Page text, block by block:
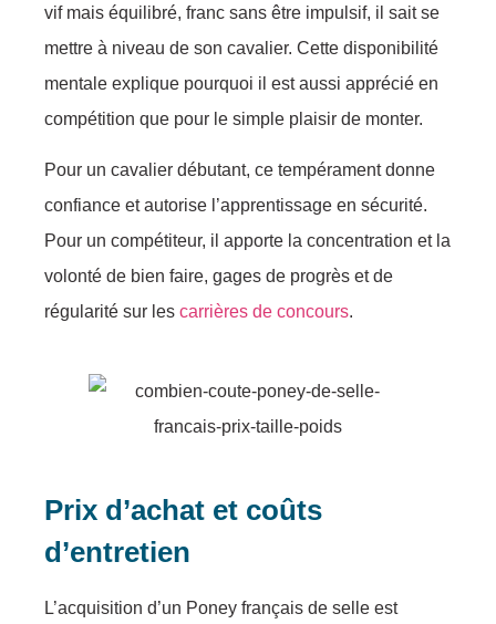
vif mais équilibré, franc sans être impulsif, il sait se
mettre à niveau de son cavalier. Cette disponibilité
mentale explique pourquoi il est aussi apprécié en
compétition que pour le simple plaisir de monter.
Pour un cavalier débutant, ce tempérament donne
confiance et autorise l’apprentissage en sécurité.
Pour un compétiteur, il apporte la concentration et la
volonté de bien faire, gages de progrès et de
régularité sur les carrières de concours.
Prix d’achat et coûts
d’entretien
L’acquisition d’un Poney français de selle est